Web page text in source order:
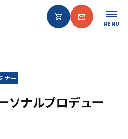
MENU
ナー
ソナルプロデュー